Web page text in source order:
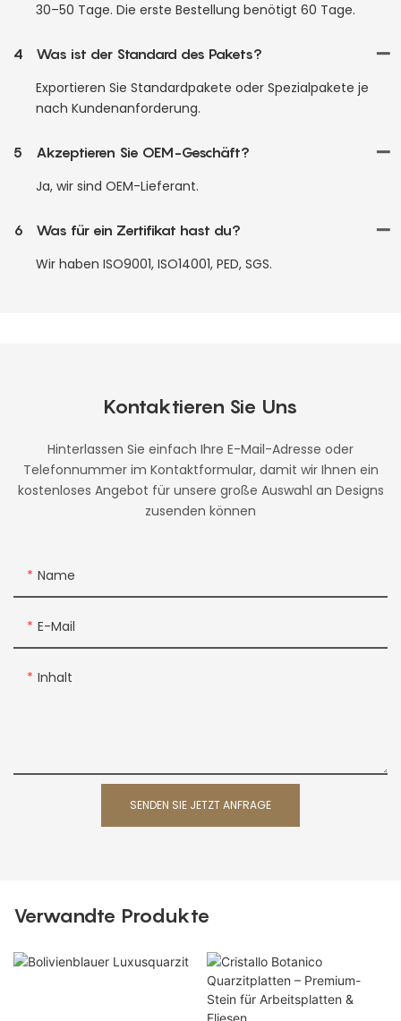
30–50 Tage. Die erste Bestellung benötigt 60 Tage.
4
Was ist der Standard des Pakets?
Exportieren Sie Standardpakete oder Spezialpakete je
nach Kundenanforderung.
5
Akzeptieren Sie OEM-Geschäft?
Ja, wir sind OEM-Lieferant.
6
Was für ein Zertifikat hast du?
Wir haben ISO9001, ISO14001, PED, SGS.
Kontaktieren Sie Uns
Hinterlassen Sie einfach Ihre E-Mail-Adresse oder
Telefonnummer im Kontaktformular, damit wir Ihnen ein
kostenloses Angebot für unsere große Auswahl an Designs
zusenden können
Name
E-Mail
Inhalt
SENDEN SIE JETZT ANFRAGE
Verwandte Produkte